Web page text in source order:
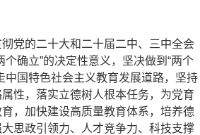
党的二十大和二十届二中、三中全会
确立”的决定性意义，坚决做到“两个
中国特色社会主义教育发展道路，坚持
性，落实立德树人根本任务，为党育
，加快建设高质量教育体系，培养德
思政引领力、人才竞争力、科技支撑